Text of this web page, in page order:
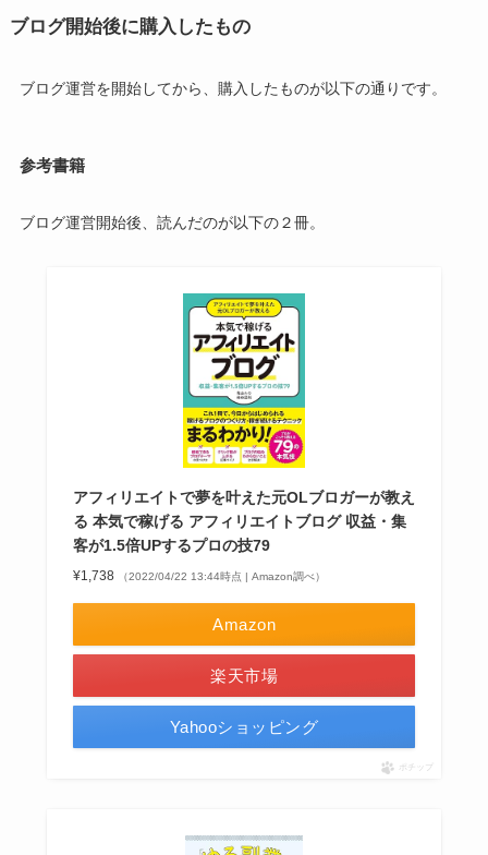
ブログ開始後に購入したもの
ブログ運営を開始してから、購入したものが以下の通りです。
参考書籍
ブログ運営開始後、読んだのが以下の２冊。
アフィリエイトで夢を叶えた元OLブロガーが教え
る 本気で稼げる アフィリエイトブログ 収益・集
客が1.5倍UPするプロの技79
¥1,738 （2022/04/22 13:44時点 | Amazon調べ）
Amazon
楽天市場
Yahooショッピング
ポチップ